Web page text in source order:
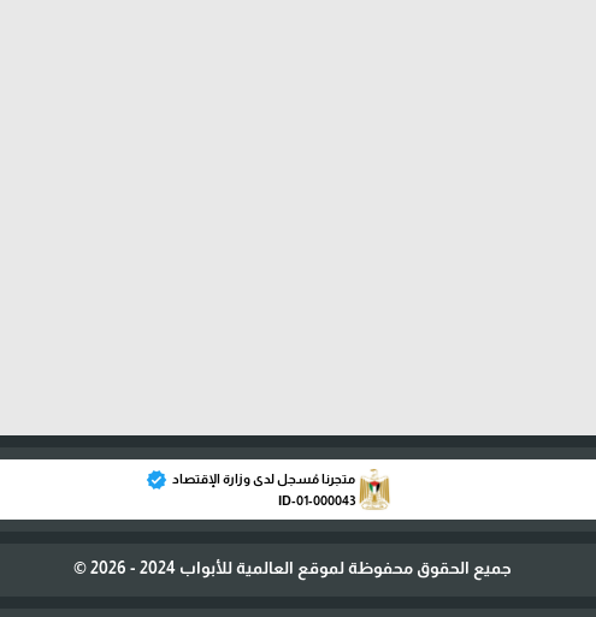
متجرنا مُسجل لدى وزارة الإقتصاد verified
ID-01-000043
جميع الحقوق محفوظة لموقع العالمية للأبواب 2024 - 2026 ©